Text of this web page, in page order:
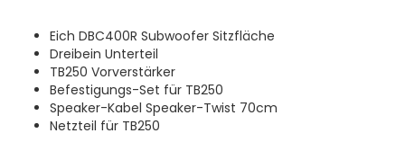
Eich DBC400R Subwoofer Sitzfläche
Dreibein Unterteil
TB250 Vorverstärker
Befestigungs-Set für TB250
Speaker-Kabel Speaker-Twist 70cm
Netzteil für TB250